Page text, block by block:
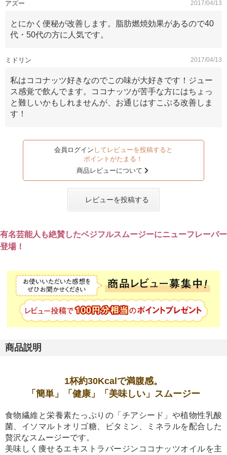
アズー 2017/04/13
とにかく便秘が改善します。脂肪燃焼効果があるので40
代・50代の方に人気です。
ミドリン 2017/04/13
私はココナッツ好きなのでこの味が大好きです！ジュー
ス感覚で飲んでます。ココナッツが苦手な方にはちょっ
と難しいかもしれませんが、お通じはすこぶる改善しま
す！
会員ログイン してレビューを投稿すると
ポイントがたまる！
商品レビューについて
レビューを投稿する
有名芸能人も絶賛したベジフルスムージーにニューフレーバー
登場！
商品説明
1杯約30Kcalで満腹感。
「簡単」「健康」「美味しい」スムージー
食物繊維と栄養素たっぷりの「チアシード」や植物性乳酸
菌、イソマルトオリゴ糖、ビタミン、ミネラルを配合した
贅沢なスムージーです。
美味しく痩せるエキストラバージンココナッツオイルを主